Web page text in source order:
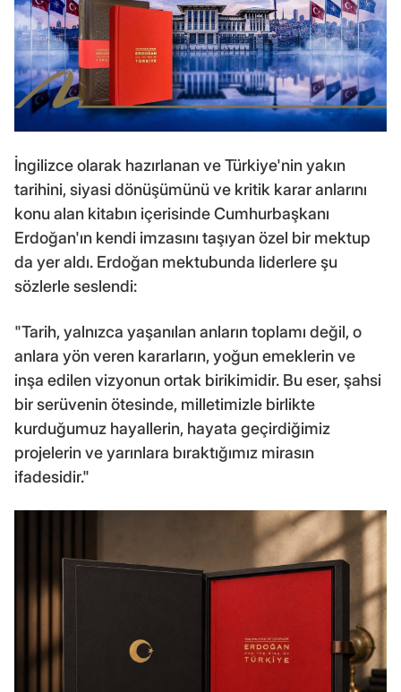
İngilizce olarak hazırlanan ve Türkiye'nin yakın
tarihini, siyasi dönüşümünü ve kritik karar anlarını
konu alan kitabın içerisinde Cumhurbaşkanı
Erdoğan'ın kendi imzasını taşıyan özel bir mektup
da yer aldı. Erdoğan mektubunda liderlere şu
sözlerle seslendi:
"Tarih, yalnızca yaşanılan anların toplamı değil, o
anlara yön veren kararların, yoğun emeklerin ve
inşa edilen vizyonun ortak birikimidir. Bu eser, şahsi
bir serüvenin ötesinde, milletimizle birlikte
kurduğumuz hayallerin, hayata geçirdiğimiz
projelerin ve yarınlara bıraktığımız mirasın
ifadesidir."